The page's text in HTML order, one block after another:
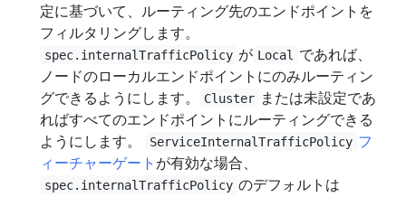
定に基づいて、ルーティング先のエンドポイントを
フィルタリングします。
spec.internalTrafficPolicy が Local
であれば、
ノードのローカルエンドポイントにのみルーティン
グできるようにします。
Cluster または未設定であ
ればすべてのエンドポイントにルーティングできる
ようにします。
ServiceInternalTrafficPolicy フ
ィーチャーゲート が有効な場合、
spec.internalTrafficPolicy のデフォルトは